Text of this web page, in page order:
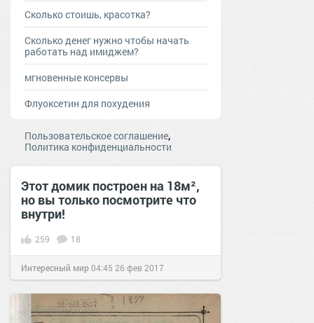
Сколько стоишь, красотка?
Сколько денег нужно чтобы начать
работать над имиджем?
мгновенные консервы
Флуоксетин для похудения
Пользовательское соглашение,
Политика конфиденциальности
Этот домик построен на 18м²,
но вы только посмотрите что
внутри!
259 18
Интересный мир04:45 26 фев 2017